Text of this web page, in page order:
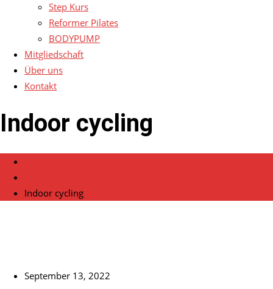
Step Kurs
Reformer Pilates
BODYPUMP
Mitgliedschaft
Über uns
Kontakt
Indoor cycling
Indoor cycling
September 13, 2022